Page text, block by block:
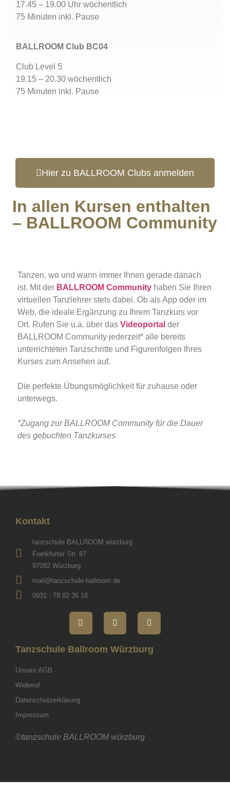
17.45 – 19.00 Uhr wöchentlich
75 Minuten inkl. Pause
BALLROOM Club BC04
Club Level 5
19.15 – 20.30 wöchentlich
75 Minuten inkl. Pause
Hier zu BALLROOM Clubs anmelden
In allen Kursen enthalten
– BALLROOM Community
Tanzen, wo und wann immer Ihnen gerade danach
ist. Mit der BALLROOM Community haben Sie Ihren
virtuellen Tanzlehrer stets dabei. Ob als App oder im
Web, die ideale Ergänzung zu Ihrem Tanzkurs vor
Ort. Rufen Sie u.a. über das Videoportal der
BALLROOM Community jederzeit* alle bereits
unterrichteten Tanzschritte und Figurenfolgen Ihres
Kurses zum Ansehen auf.
Die perfekte Übungsmöglichkeit für zuhause oder
unterwegs.
*Zugang zur BALLROOM Community für die Dauer
des gebuchten Tanzkurses
Kontakt
tanzschule BALLROOM würzburg
Frankfurter Str. 87
97082 Würzburg
mail@tanzschule-ballroom.de
0931 - 78 02 36 18
Tanzschule Ballroom Würzburg
Unsere AGB
Widerruf
Datenschutzerklärung
Impressum
©tanzschule BALLROOM würzburg